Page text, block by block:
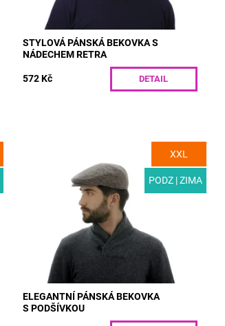
STYLOVÁ PÁNSKÁ BEKOVKA S
NÁDECHEM RETRA
572 Kč DETAIL
XXL
PODZ | ZIMA
MODEL: T14 | Elegantní pánská bekovka
s podšívkou vhodná pro podzim a zimu.
Luxusní vlněná látka se vzorem rybí kost
a jedinečnou kombinací...
Skladem
T14/55
ELEGANTNÍ PÁNSKÁ BEKOVKA
S PODŠÍVKOU